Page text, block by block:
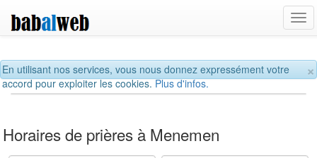
×
En utilisant nos services, vous nous donnez expressément votre
accord pour exploiter les cookies.Plus d'infos.
Horaires de prières à Menemen